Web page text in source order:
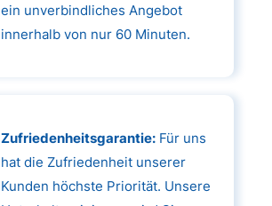
ein unverbindliches Angebot
innerhalb von nur 60 Minuten.
Zufriedenheitsgarantie:Für uns
hat die Zufriedenheit unserer
Kunden höchste Priorität. Unsere